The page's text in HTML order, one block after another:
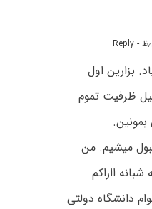
- Reply
بزارین اول
ظرفیت تموم
میشیم. من
و به شبانه ااراکم
دانشگاه دولتی